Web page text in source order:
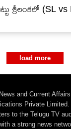
శ్రీలంకలో (SL vs
load more
and Current
Private Limited.
to the Telugu TV
a strong news